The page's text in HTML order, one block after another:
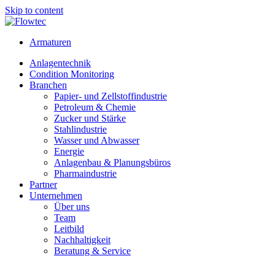
Skip to content
Armaturen
Anlagentechnik
Condition Monitoring
Branchen
Papier- und Zellstoffindustrie
Petroleum & Chemie
Zucker und Stärke
Stahlindustrie
Wasser und Abwasser
Energie
Anlagenbau & Planungsbüros
Pharmaindustrie
Partner
Unternehmen
Über uns
Team
Leitbild
Nachhaltigkeit
Beratung & Service